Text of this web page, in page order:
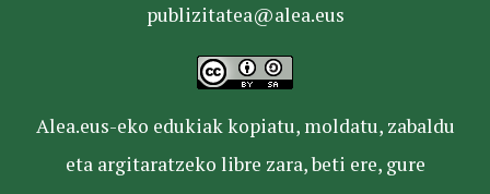
publizitatea@alea.eus
Alea.eus-eko edukiak kopiatu, moldatu, zabaldu
eta argitaratzeko libre zara, beti ere, gure